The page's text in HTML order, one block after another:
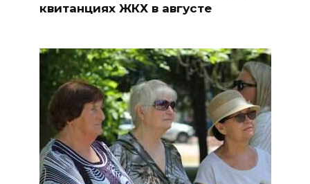
квитанциях ЖКХ в августе